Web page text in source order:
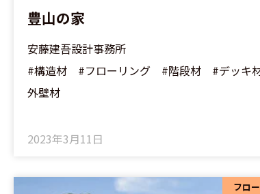
豊山の家
安藤建吾設計事務所
#構造材 #フローリング #階段材 #デッキ
外壁材
2023年3月11日
フロ